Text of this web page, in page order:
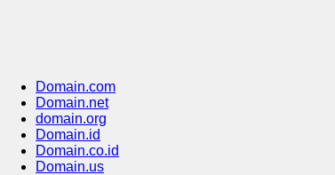
Domain.com
Domain.net
domain.org
Domain.id
Domain.co.id
Domain.us